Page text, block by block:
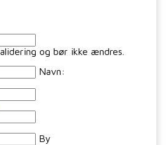
og bør ikke ændres.
Navn:
By